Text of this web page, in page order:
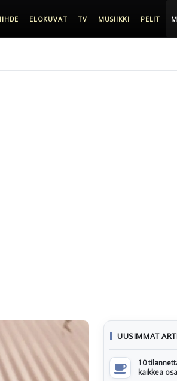
ELOKUVAT TV MUSIIKKI PELIT
UUSIMMAT
10
kaikkea